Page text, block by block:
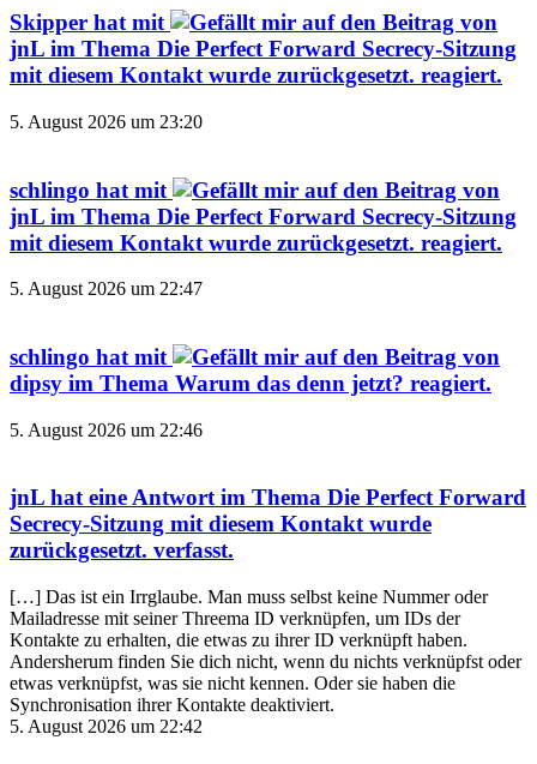
Skipper hat mit
auf den Beitrag von
jnL im Thema Die Perfect Forward Secrecy-Sitzung
mit diesem Kontakt wurde zurückgesetzt. reagiert.
5. August 2026 um 23:20
schlingo hat mit
auf den Beitrag von
jnL im Thema Die Perfect Forward Secrecy-Sitzung
mit diesem Kontakt wurde zurückgesetzt. reagiert.
5. August 2026 um 22:47
schlingo hat mit
auf den Beitrag von
dipsy im Thema Warum das denn jetzt? reagiert.
5. August 2026 um 22:46
jnL hat eine Antwort im Thema Die Perfect Forward
Secrecy-Sitzung mit diesem Kontakt wurde
zurückgesetzt. verfasst.
[…] Das ist ein Irrglaube. Man muss selbst keine Nummer oder
Mailadresse mit seiner Threema ID verknüpfen, um IDs der
Kontakte zu erhalten, die etwas zu ihrer ID verknüpft haben.
Andersherum finden Sie dich nicht, wenn du nichts verknüpfst oder
etwas verknüpfst, was sie nicht kennen. Oder sie haben die
Synchronisation ihrer Kontakte deaktiviert.
5. August 2026 um 22:42